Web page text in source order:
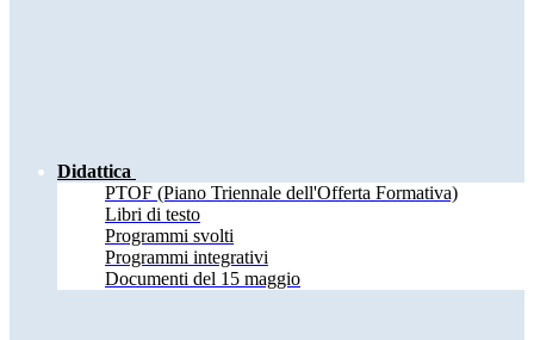
Didattica
PTOF (Piano Triennale dell'Offerta Formativa)
Libri di testo
Programmi svolti
Programmi integrativi
Documenti del 15 maggio